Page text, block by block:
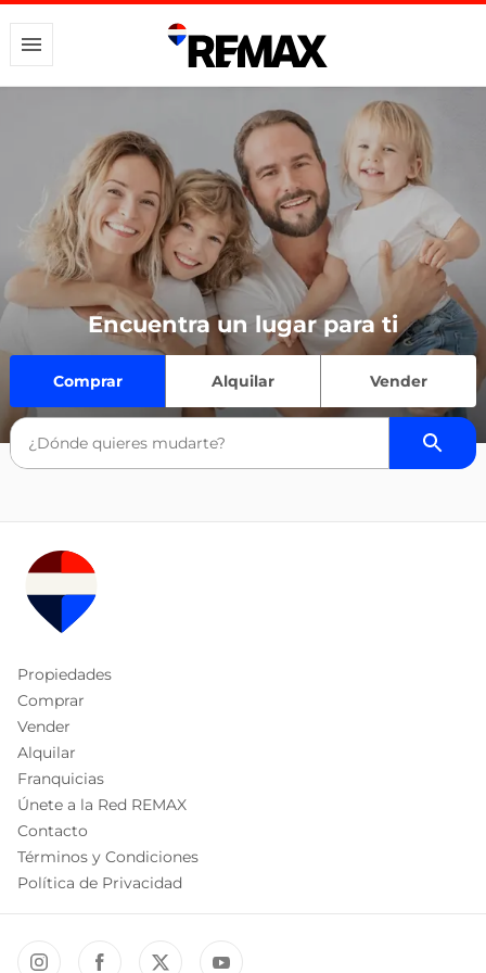
Encuentra un lugar para ti
Comprar Alquilar Vender
Propiedades
Comprar
Vender
Alquilar
Franquicias
Únete a la Red REMAX
Contacto
Términos y Condiciones
Política de Privacidad